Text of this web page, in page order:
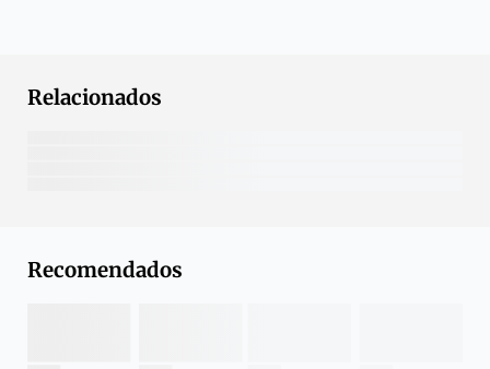
Relacionados
Recomendados